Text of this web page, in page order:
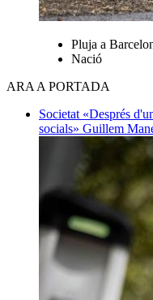
Pluja a
Nació
ARA A PORTADA
Societat «Després
socials» Guillem